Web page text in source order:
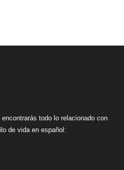
todo lo relacionado con
de vida en español: